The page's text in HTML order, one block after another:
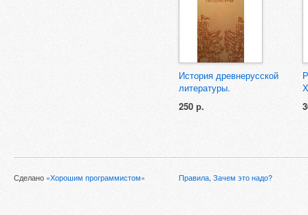
История древнерусской
литературы.
250 р.
Сделано «Хорошим программистом» Правила, Зачем это надо?